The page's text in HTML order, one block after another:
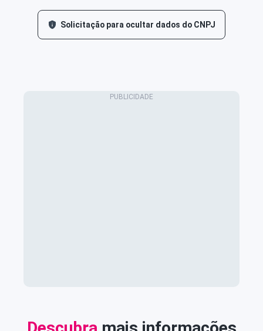
Solicitação para ocultar dados do CNPJ